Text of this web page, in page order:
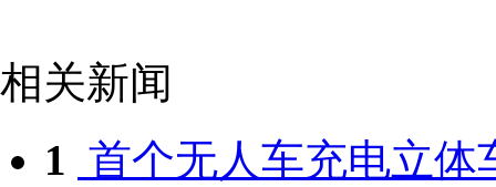
相关新闻
1 首个无人车充电立体